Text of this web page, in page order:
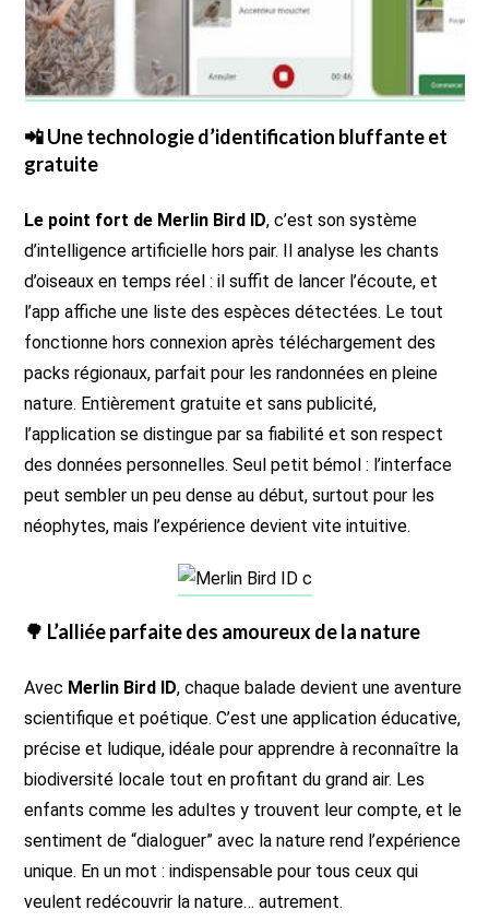
📲 Une technologie d’identification bluffante et
gratuite
Le point fort de Merlin Bird ID, c’est son système
d’intelligence artificielle hors pair. Il analyse les chants
d’oiseaux en temps réel : il suffit de lancer l’écoute, et
l’app affiche une liste des espèces détectées. Le tout
fonctionne hors connexion après téléchargement des
packs régionaux, parfait pour les randonnées en pleine
nature. Entièrement gratuite et sans publicité,
l’application se distingue par sa fiabilité et son respect
des données personnelles. Seul petit bémol : l’interface
peut sembler un peu dense au début, surtout pour les
néophytes, mais l’expérience devient vite intuitive.
🌳 L’alliée parfaite des amoureux de la nature
Avec Merlin Bird ID, chaque balade devient une aventure
scientifique et poétique. C’est une application éducative,
précise et ludique, idéale pour apprendre à reconnaître la
biodiversité locale tout en profitant du grand air. Les
enfants comme les adultes y trouvent leur compte, et le
sentiment de “dialoguer” avec la nature rend l’expérience
unique. En un mot : indispensable pour tous ceux qui
veulent redécouvrir la nature… autrement.